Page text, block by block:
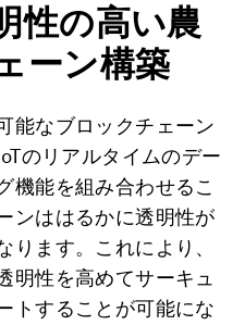
性の高い農
ーン構築
能なブロックチェーン
のリアルタイムのデー
機能を組み合わせるこ
ンははるかに透明性が
ります。これにより、
明性を高めてサーキュ
トすることが可能にな